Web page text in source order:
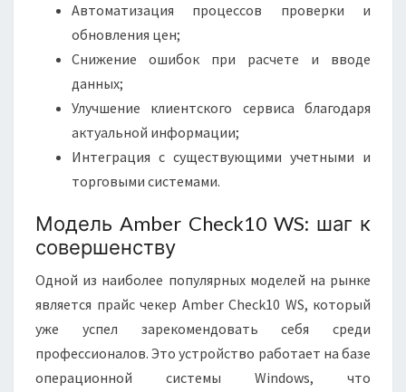
Автоматизация процессов проверки и
обновления цен;
Снижение ошибок при расчете и вводе
данных;
Улучшение клиентского сервиса благодаря
актуальной информации;
Интеграция с существующими учетными и
торговыми системами.
Модель Amber Check10 WS: шаг к
совершенству
Одной из наиболее популярных моделей на рынке
является прайс чекер Amber Check10 WS, который
уже успел зарекомендовать себя среди
профессионалов. Это устройство работает на базе
операционной системы Windows, что